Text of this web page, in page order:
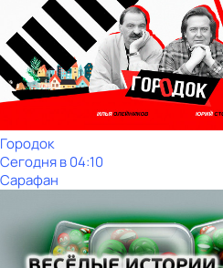
Городок
Сегодня в 04:10
Сарафан